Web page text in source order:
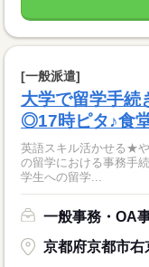
[一般派遣]
大学で留学手
◎17時ピタ♪食
英語スキル活かせる★やり
の留学における事務手
学生への留学...
一般事務・OA
京都府京都市右